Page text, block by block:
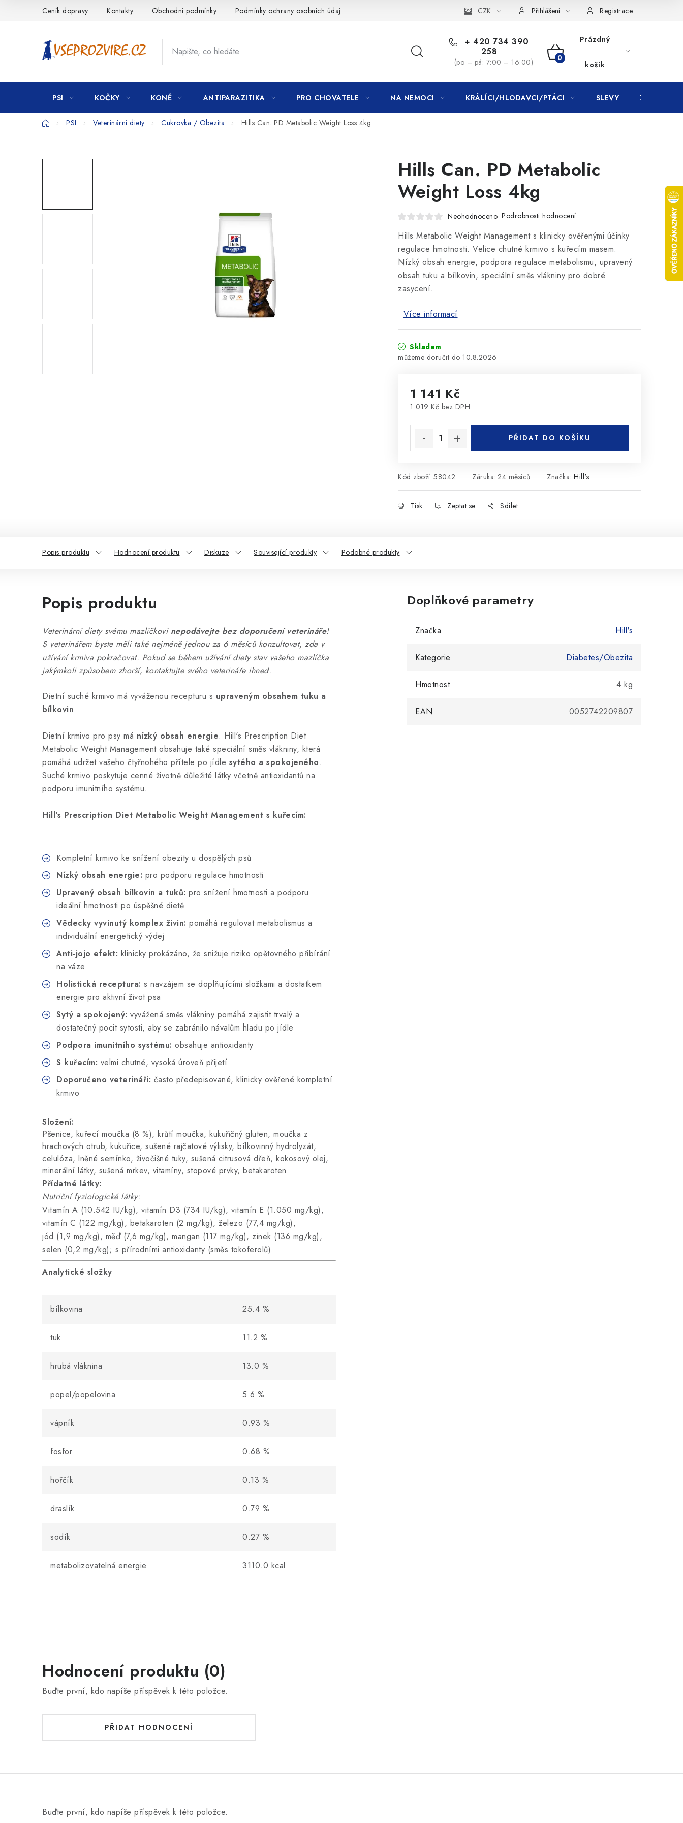
Ceník dopravy Kontakty Obchodní podmínky Podmínky ochrany osobních údajů CZK Přihlášení Registrace
+ 420 734 390
258
(po – pá: 7:00 – 16:00)
NÁKUPNÍ
KOŠÍK
Prázdný
košík
PSI KOČKY KONĚ ANTIPARAZITIKA PRO CHOVATELE NA NEMOCI KRÁLÍCI/HLODAVCI/PTÁCI SLEVY ZNAČKY
DomůPSI Veterinární diety Cukrovka / Obezita Hills Can. PD Metabolic Weight Loss 4kg
Hills Can. PD Metabolic
Weight Loss 4kg
Neohodnoceno Podrobnosti hodnocení
Hills Metabolic Weight Management s klinicky ověřenými účinky
regulace hmotnosti. Velice chutné krmivo s kuřecím masem.
Nízký obsah energie, podpora regulace metabolismu, upravený
obsah tuku a bílkovin, speciální směs vlákniny pro dobré
zasycení.
Více informací
Skladem
10.8.2026
1 141 Kč
1 019 Kč bez DPH
PŘIDAT DO KOŠÍKU
Kód zboží: 58042 Záruka: 24 měsíců Značka: Hill's
Tisk Zeptat se Sdílet
Popis produktu Hodnocení produktu Diskuze Související produkty Podobné produkty
Popis produktu
Veterinární diety svému mazlíčkovi nepodávejte bez doporučení veterináře!
S veterinářem byste měli také nejméně jednou za 6 měsíců konzultovat, zda v
užívání krmiva pokračovat. Pokud se během užívání diety stav vašeho mazlíčka
jakýmkoli způsobem zhorší, kontaktujte svého veterináře ihned.
Dietní suché krmivo má vyváženou recepturu s upraveným obsahem tuku a
bílkovin.
Dietní krmivo pro psy má nízký obsah energie. Hill's Prescription Diet
Metabolic Weight Management obsahuje také speciální směs vlákniny, která
pomáhá udržet vašeho čtyřnohého přítele po jídle sytého a spokojeného.
Suché krmivo poskytuje cenné životně důležité látky včetně antioxidantů na
podporu imunitního systému.
Hill's Prescription Diet Metabolic Weight Management s kuřecím:
Kompletní krmivo ke snížení obezity u dospělých psů
Nízký obsah energie: pro podporu regulace hmotnosti
Upravený obsah bílkovin a tuků: pro snížení hmotnosti a podporu
ideální hmotnosti po úspěšné dietě
Vědecky vyvinutý komplex živin: pomáhá regulovat metabolismus a
individuální energetický výdej
Anti-jojo efekt: klinicky prokázáno, že snižuje riziko opětovného přibírání
na váze
Holistická receptura: s navzájem se doplňujícími složkami a dostatkem
energie pro aktivní život psa
Sytý a spokojený: vyvážená směs vlákniny pomáhá zajistit trvalý a
dostatečný pocit sytosti, aby se zabránilo návalům hladu po jídle
Podpora imunitního systému: obsahuje antioxidanty
S kuřecím: velmi chutné, vysoká úroveň přijetí
Doporučeno veterináři: často předepisované, klinicky ověřené kompletní
krmivo
Složení:
Pšenice, kuřecí moučka (8 %), krůtí moučka, kukuřičný gluten, moučka z
hrachových otrub, kukuřice, sušené rajčatové výlisky, bílkovinný hydrolyzát,
celulóza, lněné semínko, živočišné tuky, sušená citrusová dřeň, kokosový olej,
minerální látky, sušená mrkev, vitamíny, stopové prvky, betakaroten.
Přídatné látky:
Nutriční fyziologické látky:
Vitamín A (10.542 IU/kg), vitamín D3 (734 IU/kg), vitamín E (1.050 mg/kg),
vitamín C (122 mg/kg), betakaroten (2 mg/kg), železo (77,4 mg/kg),
jód (1,9 mg/kg), měď (7,6 mg/kg), mangan (117 mg/kg), zinek (136 mg/kg),
selen (0,2 mg/kg); s přírodními antioxidanty (směs tokoferolů).
Analytické složky
bílkovina 25.4 %
tuk 11.2 %
hrubá vláknina 13.0 %
popel/popelovina 5.6 %
vápník 0.93 %
fosfor 0.68 %
hořčík 0.13 %
draslík 0.79 %
sodík 0.27 %
metabolizovatelná energie 3110.0 kcal
Doplňkové parametry
Značka Hill's
Kategorie Diabetes/Obezita
Hmotnost 4 kg
EAN 0052742209807
Hodnocení produktu (0)
Buďte první, kdo napíše příspěvek k této položce.
PŘIDAT HODNOCENÍ
Buďte první, kdo napíše příspěvek k této položce.